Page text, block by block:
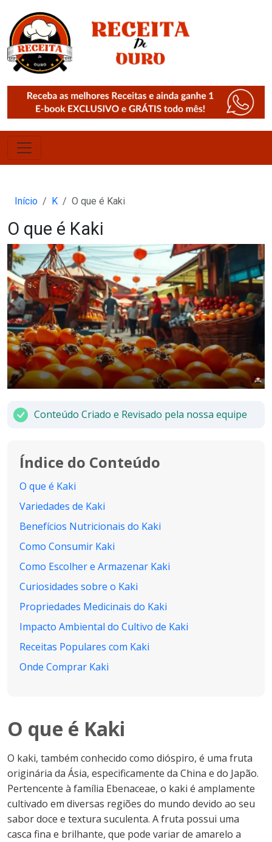
Início K O que é Kaki
O que é Kaki
Conteúdo Criado e Revisado pela nossa equipe
Índice do Conteúdo
O que é Kaki
Variedades de Kaki
Benefícios Nutricionais do Kaki
Como Consumir Kaki
Como Escolher e Armazenar Kaki
Curiosidades sobre o Kaki
Propriedades Medicinais do Kaki
Impacto Ambiental do Cultivo de Kaki
Receitas Populares com Kaki
Onde Comprar Kaki
O que é Kaki
O kaki, também conhecido como dióspiro, é uma fruta
originária da Ásia, especificamente da China e do Japão.
Pertencente à família Ebenaceae, o kaki é amplamente
cultivado em diversas regiões do mundo devido ao seu
sabor doce e textura suculenta. A fruta possui uma
casca fina e brilhante, que pode variar de amarelo a